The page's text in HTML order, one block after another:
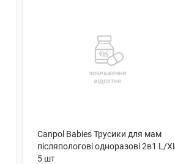
Canpol Babies Трусики для мам
післяпологові одноразові 2в1 L/XL
5 шт